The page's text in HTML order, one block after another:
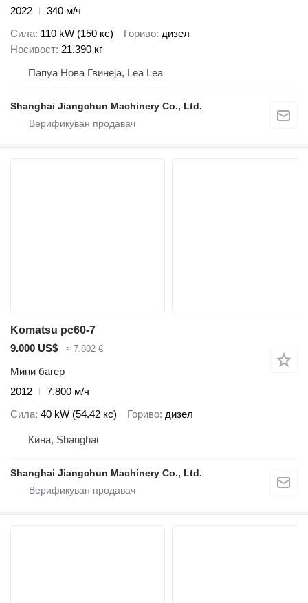
2022
340 м/ч
Сила 110 kW (150 кс) Гориво дизел
Носивост 21.390 кг
Папуа Нова Гвинеја, Lea Lea
Shanghai Jiangchun Machinery Co., Ltd.
Komatsu pc60-7
9.000 US$
≈ 7.802 €
Мини багер
2012
7.800 м/ч
Сила 40 kW (54.42 кс) Гориво дизел
Кина, Shanghai
Shanghai Jiangchun Machinery Co., Ltd.